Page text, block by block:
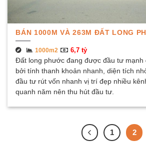
BÁN 1000M VÀ 263M ĐẤT LONG
1000m2
6,7 tỷ
Đất long phước đang được đầu tư mạnh
bởi tính thanh khoản nhanh, diện tích
đầu tư rút vốn nhanh vị trí đẹp nhiều
quanh năm nên thu hút đầu tư.
1 2